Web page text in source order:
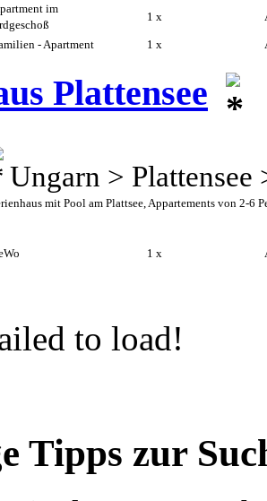
im
1 x
- Apartment 1 x
Plattensee
Ungarn > Plattensee
mit Pool am Plattsee, Appartements von 2-6
1 x
to load!
Tipps zur